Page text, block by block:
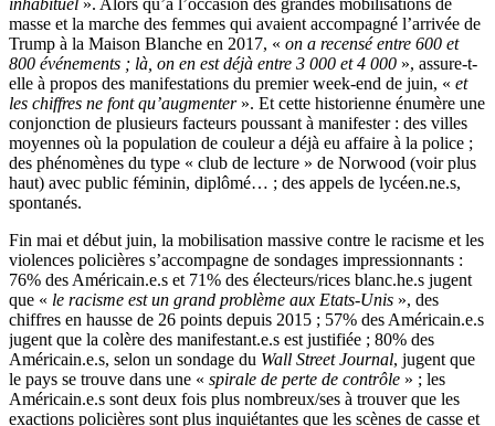
inhabituel ». Alors qu’à l’occasion des grandes mobilisations de
masse et la marche des femmes qui avaient accompagné l’arrivée de
Trump à la Maison Blanche en 2017, « on a recensé entre 600 et
800 événements ; là, on en est déjà entre 3 000 et 4 000 », assure-t-
elle à propos des manifestations du premier week-end de juin, « et
les chiffres ne font qu’augmenter». Et cette historienne énumère une
conjonction de plusieurs facteurs poussant à manifester : des villes
moyennes où la population de couleur a déjà eu affaire à la police ;
des phénomènes du type « club de lecture » de Norwood (voir plus
haut) avec public féminin, diplômé… ; des appels de lycéen.ne.s,
spontanés.
Fin mai et début juin, la mobilisation massive contre le racisme et les
violences policières s’accompagne de sondages impressionnants :
76% des Américain.e.s et 71% des électeurs/rices blanc.he.s jugent
que « le racisme est un grand problème aux Etats-Unis », des
chiffres en hausse de 26 points depuis 2015 ; 57% des Américain.e.s
jugent que la colère des manifestant.e.s est justifiée ; 80% des
Américain.e.s, selon un sondage du Wall Street Journal, jugent que
le pays se trouve dans une « spirale de perte de contrôle » ; les
Américain.e.s sont deux fois plus nombreux/ses à trouver que les
exactions policières sont plus inquiétantes que les scènes de casse et